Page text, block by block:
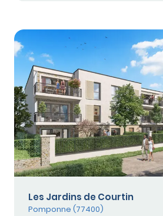
Les Jardins de Courtin
Pomponne (77400)